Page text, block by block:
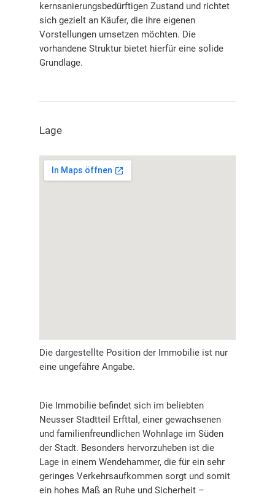
kernsanierungsbedürftigen Zustand und richtet
sich gezielt an Käufer, die ihre eigenen
Vorstellungen umsetzen möchten. Die
vorhandene Struktur bietet hierfür eine solide
Grundlage.
Lage
Die dargestellte Position der Immobilie ist nur
eine ungefähre Angabe.
Die Immobilie befindet sich im beliebten
Neusser Stadtteil Erfttal, einer gewachsenen
und familienfreundlichen Wohnlage im Süden
der Stadt. Besonders hervorzuheben ist die
Lage in einem Wendehammer, die für ein sehr
geringes Verkehrsaufkommen sorgt und somit
ein hohes Maß an Ruhe und Sicherheit –